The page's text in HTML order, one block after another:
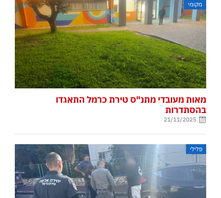
מקומי
מאות מעובדי מתנ"ס טירת כרמל התאגדו
בהסתדרות
21/11/2025
פלילי